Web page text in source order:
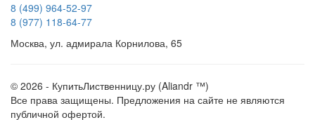
8 (499) 964-52-97
8 (977) 118-64-77
Москва, ул. адмирала Корнилова, 65
© 2026 - КупитьЛиственницу.ру (Aliandr ™)
Все права защищены. Предложения на сайте не являются
публичной офертой.